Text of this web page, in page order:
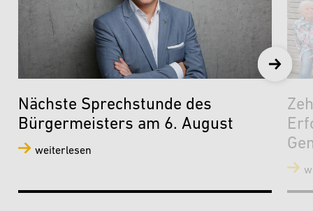
Nächste Sprechstunde des
Bürgermeisters am 6. August
weiterlesen